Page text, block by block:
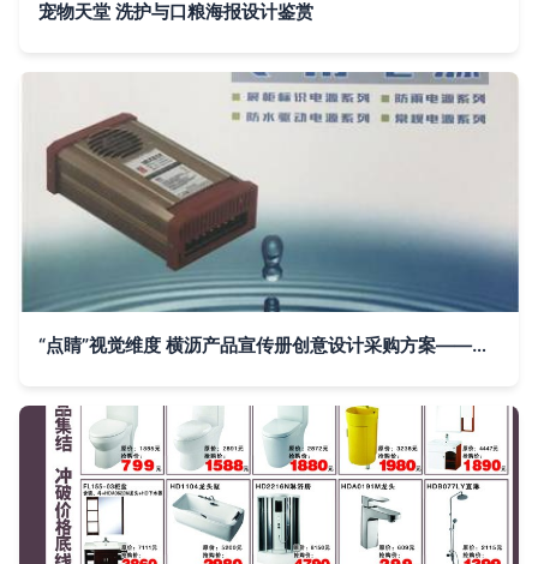
宠物天堂 洗护与口粮海报设计鉴赏
“点睛”视觉维度 横沥产品宣传册创意设计采购方案——赋新丰收广告生命张力